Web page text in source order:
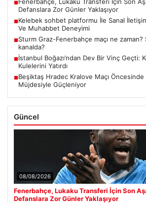
■
Defanslara Zor Günler Yaklaşıyor
■Kelebek sohbet platformu İle Sanal
Ve Muhabbet Deneyimi
■Sturm Graz-Fenerbahçe maçı ne zaman?
kanalda?
■İstanbul Boğazı’ndan Dev Bir Vinç Geçti:
Kulelerini Yatırdı
■Beşiktaş Hradec Kralove Maçı
Müjdesiyle Güçleniyor
Güncel
08/08/2026
Fenerbahçe, Lukaku Transferi İçin Son
Defanslara Zor Günler Yaklaşıyor